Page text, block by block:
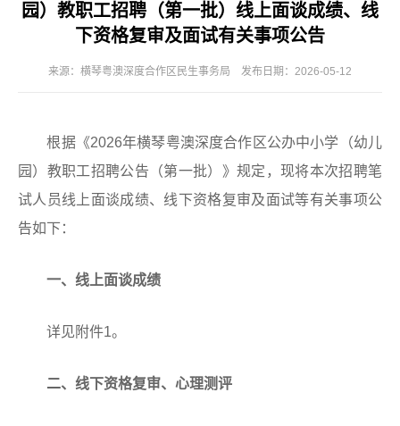
园）教职工招聘（第一批）线上面谈成绩、线
下资格复审及面试有关事项公告
来源：横琴粤澳深度合作区民生事务局 发布日期：2026-05-12
根据《2026年横琴粤澳深度合作区公办中小学（幼儿
园）教职工招聘公告（第一批）》规定，现将本次招聘笔
试人员线上面谈成绩、线下资格复审及面试等有关事项公
告如下：
一、线上面谈成绩
详见附件1。
二、线下资格复审、心理测评